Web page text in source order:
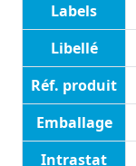
Labels
Libellé
Réf. produit
Emballage
Intrastat